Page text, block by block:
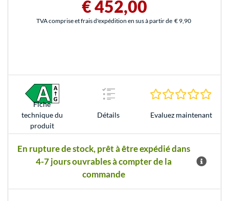
€ 452,00
TVA comprise et frais d'expédition en sus à partir de € 9,90
Fiche
technique du
produit
Détails Evaluez maintenant
En rupture de stock, prêt à être expédié dans
4-7 jours ouvrables à compter de la
commande